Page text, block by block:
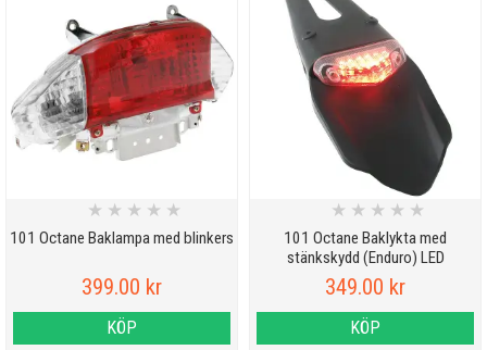
101 Octane Baklampa med blinkers
★ ★ ★ ★ ★
399.00 kr
KÖP
101 Octane Baklykta med
stänkskydd (Enduro) LED
★ ★ ★ ★ ★
349.00 kr
KÖP